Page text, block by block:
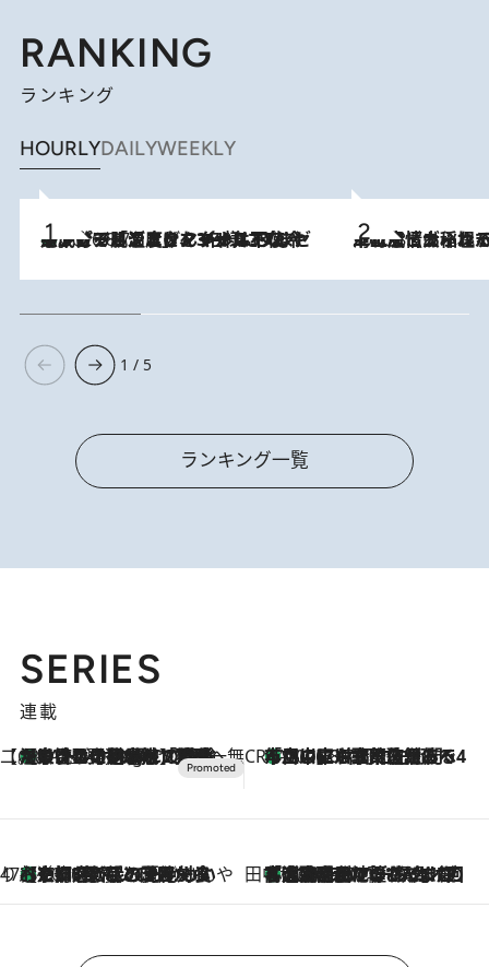
RANKING
ランキング
HOURLYDAILYWEEKLY
2026.8.7
メントールやエタノールは不使用。ピジョンより、マイルドな冷感成分で肌温度をマイナス3℃まで下げる「ごきげんクール ひんやりアクアミスト」を3名様にプレゼント 2026.8.5
下町風情あふれる台北屈指の人気エリア・大稲埕でセンスのいい台湾土産《ヴ
1 / 5
ランキング一覧
SERIES
連載
【CREA×星野リゾート】唯一無二。癒しと発見が待つ場所へ
11 Hours Ago
【トンボの足水浴】ヒノキの香りに包まれて涼感マックス！約13℃の湧水かけ流しを避暑地「星野温泉 トンボの湯」で体験 CREA'S CHOICE
2026.8.7
「立川にも歌舞伎があるんだよ」 片岡仁左衛門・市川中車ら豪華座組みで4年目の立川立飛歌舞伎へ
47都道府県の手みやげ ひんやりスイーツで夏を満喫
2026.8.7
【京都府】この夏絶対食べたい 冷やしておいしいおやつ3選 ひと口目から心を掴む新緑のテリーヌ 田中稲の勝手に再ブーム
2026.8.7
「湘南乃風に憧れて」観客大盛上がりの“タオル回し”に、ラッパー顔負けの高速歌唱まで…さだまさし（74）のアグレッシブすぎる現在地